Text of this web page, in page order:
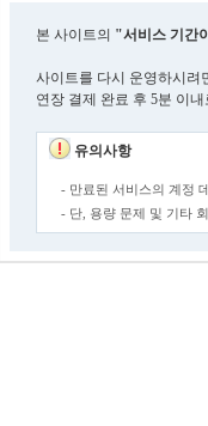
본 사이트의 "서비스 기간
사이트를 다시 운영하시려
연장 결제 완료 후 5분 이
유의사항
- 만료된 서비스의 계정
- 단, 용량 문제 및 기타